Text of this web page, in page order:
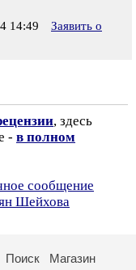
14:49
Заявить о
, здесь
- в полном
сообщение
Шейхова
Поиск
Магазин